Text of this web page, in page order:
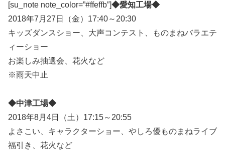
[su_note note_color=”#ffeffb”] ◆愛知工場◆
2018年7月27日（金）17:40～20:30
キッズダンスショー、大声コンテスト、ものまねバラエテ
ィーショー
お楽しみ抽選会、花火など
※雨天中止
◆中津工場◆
2018年8月4日（土）17:15～20:55
よさこい、キャラクターショー、やしろ優ものまねライブ
福引き、花火など